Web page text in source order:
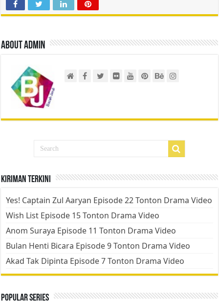
About admin
Kiriman Terkini
Yes! Captain Zul Aaryan Episode 22 Tonton Drama Video
Wish List Episode 15 Tonton Drama Video
Anom Suraya Episode 11 Tonton Drama Video
Bulan Henti Bicara Episode 9 Tonton Drama Video
Akad Tak Dipinta Episode 7 Tonton Drama Video
Popular Series